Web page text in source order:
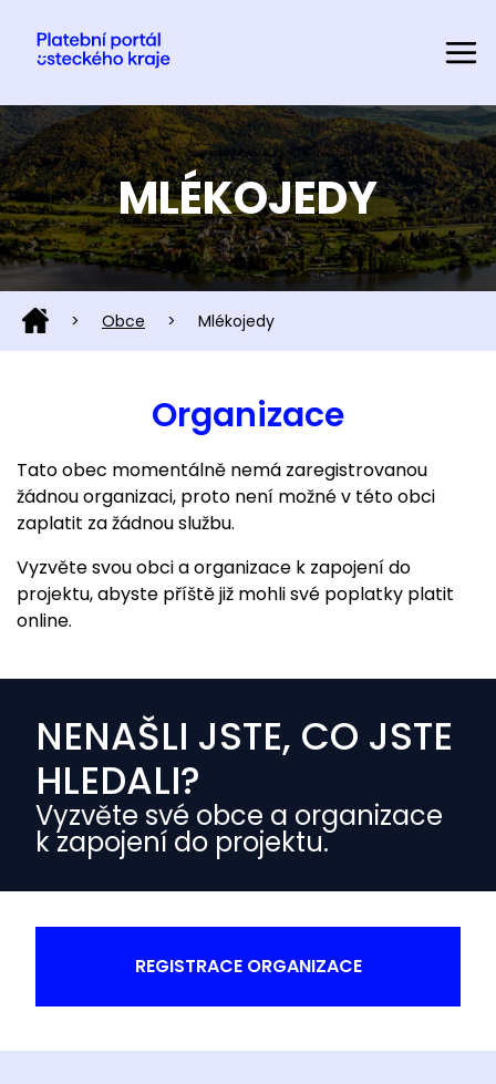
MLÉKOJEDY
> Obce > Mlékojedy
Organizace
Tato obec momentálně nemá zaregistrovanou
žádnou organizaci, proto není možné v této obci
zaplatit za žádnou službu.
Vyzvěte svou obci a organizace k zapojení do
projektu, abyste příště již mohli své poplatky platit
online.
NENAŠLI JSTE, CO JSTE
HLEDALI?
Vyzvěte své obce a organizace
k zapojení do projektu.
REGISTRACE ORGANIZACE